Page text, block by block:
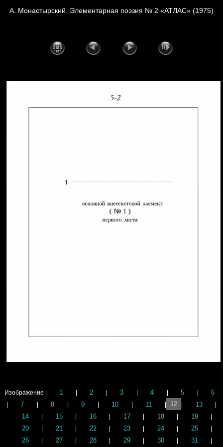
А. Монастырский. Элементарная поэзия № 2 «АТЛАС» (1975)
Изображение | 1 | 2 | 3 | 4 | 5 | 6
| 7 | 8 | 9 | 10 | 11 | 12 | 13 |
14 | 15 | 16 | 17 | 18 | 19 |
20 | 21 | 22 | 23 | 24 | 25 |
26 | 27 | 28 | 29 | 30 | 31 |